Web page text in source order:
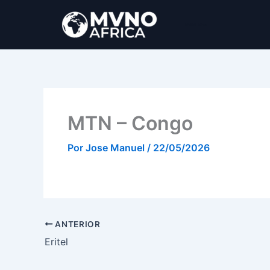
MTN – Congo
Por Jose Manuel / 22/05/2026
ANTERIOR
Eritel